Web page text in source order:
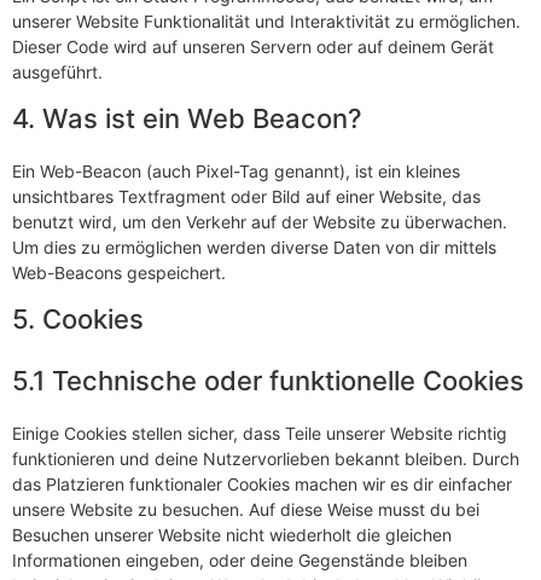
unserer Website Funktionalität und Interaktivität zu ermöglichen.
Dieser Code wird auf unseren Servern oder auf deinem Gerät
ausgeführt.
4. Was ist ein Web Beacon?
Ein Web-Beacon (auch Pixel-Tag genannt), ist ein kleines
unsichtbares Textfragment oder Bild auf einer Website, das
benutzt wird, um den Verkehr auf der Website zu überwachen.
Um dies zu ermöglichen werden diverse Daten von dir mittels
Web-Beacons gespeichert.
5. Cookies
5.1 Technische oder funktionelle Cookies
Einige Cookies stellen sicher, dass Teile unserer Website richtig
funktionieren und deine Nutzervorlieben bekannt bleiben. Durch
das Platzieren funktionaler Cookies machen wir es dir einfacher
unsere Website zu besuchen. Auf diese Weise musst du bei
Besuchen unserer Website nicht wiederholt die gleichen
Informationen eingeben, oder deine Gegenstände bleiben